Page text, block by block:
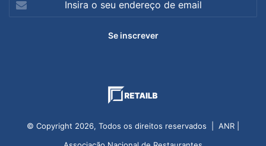
© Copyright 2026, Todos os direitos reservados | ANR |